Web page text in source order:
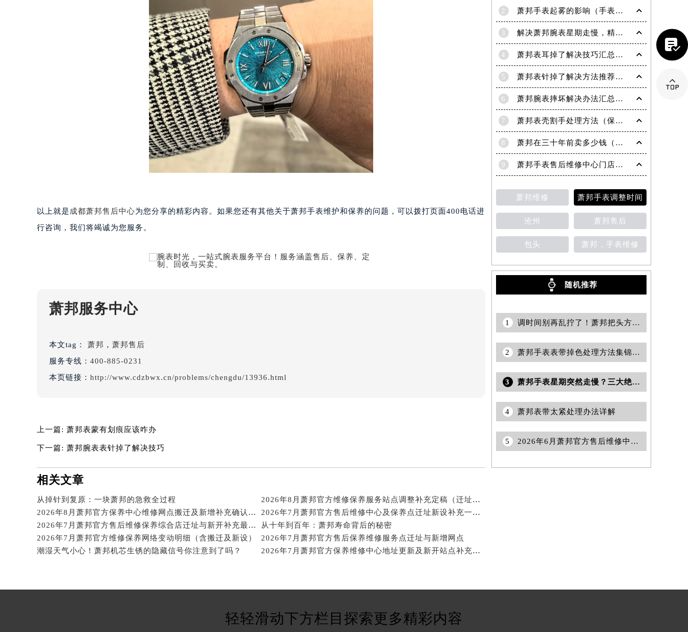
合肥市蜀山区潜山路111号万象城华润大厦B座12楼03室（需提前预约）
泉州市丰泽区宝洲路729号浦西万达中心写字楼A座7楼709室（需提前预约）
青岛市南区山东路6号华润大厦B座22层04室（需提前预约）
烟台市芝罘区胜利路139号万达金融中心A座907室（需提前预约）
长春市朝阳区西安大路727号中银大厦A座(旺进大厦)18层09室（需提前预约）
贵阳市南明区都司高架桥路33号亨特国际金融中心14楼14D（需提前预约）
昆明市盘龙区北京路928号同德昆明广场写字楼10层06室（需提前预约）
石家庄市长安区中山东路39号勒泰中心写字楼B座13层07室（需提前预约）
西安市碑林区南关正街88号华侨城长安国际中心E座6楼10室（需提前预约）
海口市龙华区金贸东路5号海口华润大厦B座17层1707室（需提前预约）
唐山市路南区新华东道100号万达广场写字楼A座10层1002室（需提前预约）
台州市椒江区东海大道1800号腾达中心东1幢20楼2002室（需提前预约）
重庆市解放碑渝中区民权路28号英利国际金融中心写字楼20层01室（需提前预约）
黑龙江省鹤岗市向阳区红军路萧邦售后服务中心（需提前预约）
黑龙江省鸡西市鸡冠区红军路萧邦售后服务中心（需提前预约）
黑龙江省七台河市桃山区大同街萧邦售后服务中心（需提前预约）
黑龙江省绥化市北林区新华街与康庄路交叉口萧邦售后服务中心（需提前预约）
黑龙江省伊春市伊美区通河路萧邦售后服务中心（需提前预约）
吉林省白城市洮北区明仁南街萧邦售后服务中心（需提前预约）
吉林省梅河口市新华街道梅河大街萧邦售后服务中心（需提前预约）
吉林省四平市铁东区紫气大路与南九经街交汇处萧邦售后服务中心（需提前预约）
辽宁省鞍山市铁东区站前街萧邦售后服务中心（需提前预约）
辽宁省本溪市平山区胜利路萧邦售后服务中心（需提前预约）
辽宁省朝阳市双塔区新华路萧邦售后服务中心（需提前预约）
辽宁省丹东市振兴区七经街萧邦售后服务中心（需提前预约）
辽宁省葫芦岛市连山区中央路萧邦售后服务中心（需提前预约）
辽宁省辽阳市白塔区新运大街萧邦售后服务中心（需提前预约）
以上就是 成都萧邦售后中心为您分享的精彩内容。如果您还有其他关于萧邦手表维护和保养的问题，可以拨打页面400电话进
行咨询，我们将竭诚为您服务。
萧邦服务中心
本文tag： 萧邦 ， 萧邦售后
服务专线： 400-885-0231
本页链接： http://www.cdzbwx.cn/problems/chengdu/13936.html
上一篇: 萧邦表蒙有划痕应该咋办
下一篇: 萧邦腕表表针掉了解决技巧
相关文章
从掉针到复原：一块萧邦的急救全过程
2026年8月萧邦官方维修保养服务站点调整补充定稿（迁址新增）发布
2026年8月萧邦官方保养中心维修网点搬迁及新增补充确认终稿
2026年7月萧邦官方售后维修中心及保养点迁址新设补充一览表文件正式公开
2026年7月萧邦官方售后维修保养综合店迁址与新开补充最终汇总
从十年到百年：萧邦寿命背后的秘密
2026年7月萧邦官方维修保养网络变动明细（含搬迁及新设）
2026年7月萧邦官方售后保养维修服务点迁址与新增网点
潮湿天气小心！萧邦机芯生锈的隐藏信号你注意到了吗？
2026年7月萧邦官方保养维修中心地址更新及新开站点补充汇总文件对外发布
2 萧邦手表起雾的影响（手表起雾维护建议）
3 解决萧邦腕表星期走慢，精准调校秘籍在这里
4 萧邦表耳掉了解决技巧汇总（轻松修复爱表的小妙招）
5 萧邦表针掉了解决方法推荐（轻松修复你的爱表）
6 萧邦腕表摔坏解决办法汇总（专业修复与日常保养技巧）
7 萧邦表壳割手处理方法（保养与修复技巧指南）
8 萧邦在三十年前卖多少钱（名表价格变迁的历史洞察）
9 萧邦手表售后维修中心门店地址
萧邦维修 萧邦手表调整时间
沧州 萧邦售后
包头 萧邦，手表维修
随机推荐
1 调时间别再乱拧了！萧邦把头方向有讲究
2 萧邦手表表带掉色处理方法集锦（保养技巧与日常维护指南）
3 萧邦手表星期突然走慢？三大绝招教你轻松修复
4 萧邦表带太紧处理办法详解
5 2026年6月萧邦官方售后维修中心及保养中心最新动态补充汇总文件发布
轻轻滑动下方栏目探索更多精彩内容

